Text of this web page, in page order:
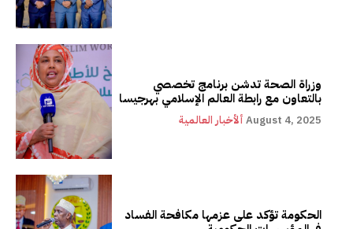
وزراة الصحة تدشن برنامج تخصصي
بالتعاون مع رابطة العالم الإسلامي بهرجيسا
ألأخبار العالمية August 4, 2025
الحكومة تؤكد على عزمها مكافحة الفساد